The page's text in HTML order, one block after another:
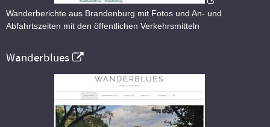
Wanderberichte aus Brandenburg mit Fotos und An- und
Abfahrtszeiten mit den öffentlichen Verkehrsmitteln
Wanderblues